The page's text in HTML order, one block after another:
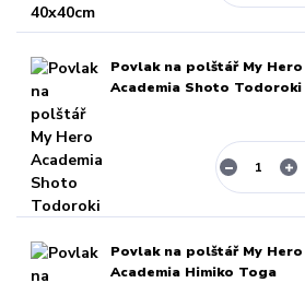
Povlak na polštář My Hero
Academia Shoto Todoroki
Povlak na polštář My Hero
Academia Himiko Toga